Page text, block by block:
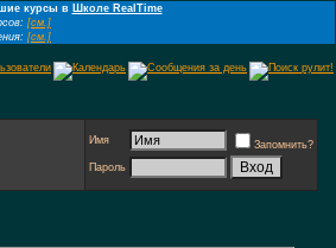
курсы в Школе RealTime
[см.]
[см.]
Имя
Запомнить?
Пароль